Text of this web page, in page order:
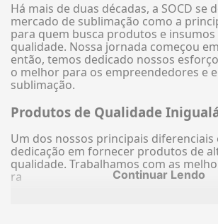
Há mais de duas décadas, a SOCD se
mercado de sublimação como a
para quem busca produtos e insumos
qualidade. Nossa jornada começou
então, temos dedicado nossos
o melhor para os empreendedores e
sublimação.
Produtos de Qualidade
Um dos nossos principais diferenciais
dedicação em fornecer produtos de
qualidade. Trabalhamos com as
ra
Continuar Lendo